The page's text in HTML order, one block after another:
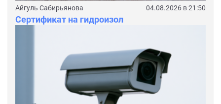
Айгуль Сабирьянова 04.08.2026 в 21:50
Сертификат на гидроизол